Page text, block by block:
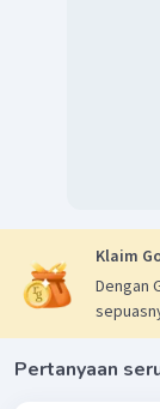
Klaim
Dengan
Pertanyaan